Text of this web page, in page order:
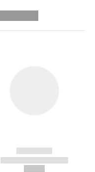
------------
----------- -----------